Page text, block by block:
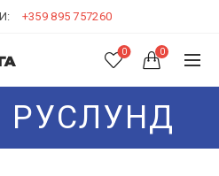
+359 895 757260
0 0
РУСЛУНД